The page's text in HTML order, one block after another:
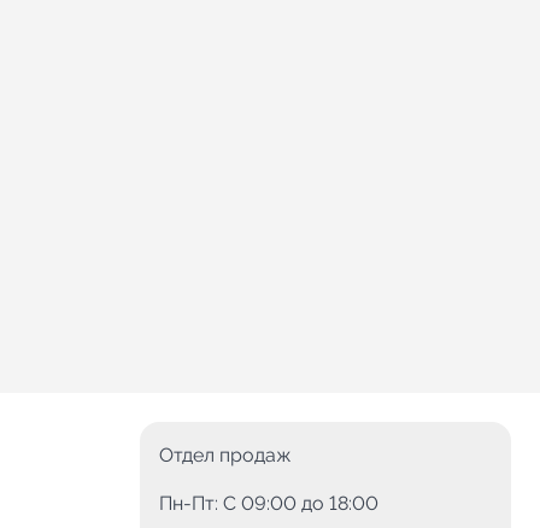
Отдел продаж
Пн-Пт: C 09:00 до 18:00